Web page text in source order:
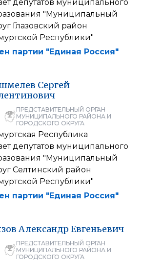
депутатов муниципального
"Муниципальный
Глазовский район
Республики"
партии "Единая Россия"
Сергей
ПРЕДСТАВИТЕЛЬНЫЙ ОРГАН
МУНИЦИПАЛЬНОГО РАЙОНА И
ГОРОДСКОГО ОКРУГА
Республика
депутатов муниципального
"Муниципальный
Селтинский район
Республики"
партии "Единая Россия"
Александр Евгеньевич
ПРЕДСТАВИТЕЛЬНЫЙ ОРГАН
МУНИЦИПАЛЬНОГО РАЙОНА И
ГОРОДСКОГО ОКРУГА